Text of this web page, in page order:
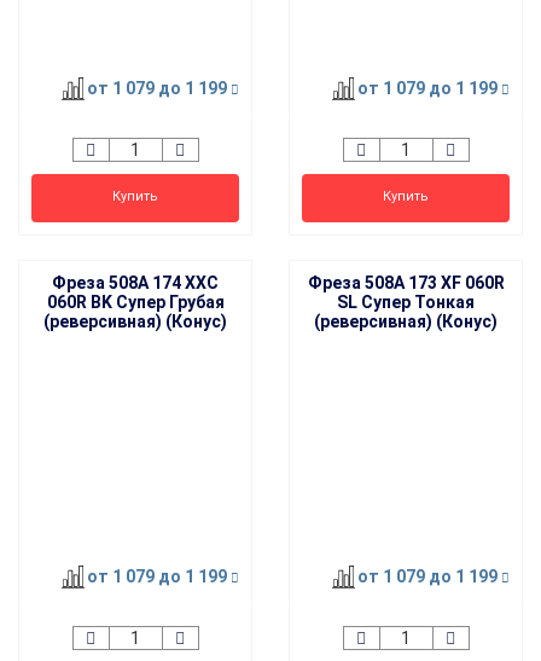
от 1 079 до 1 199
Купить
от 1 079 до 1 199
Купить
Фреза 508A 174 XXC
060R BK Супер Грубая
(реверсивная) (Конус)
от 1 079 до 1 199
Фреза 508A 173 XF 060R
SL Супер Тонкая
(реверсивная) (Конус)
от 1 079 до 1 199